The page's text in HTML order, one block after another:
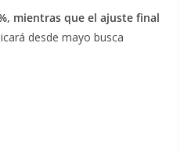
mientras que el ajuste final
desde mayo busca